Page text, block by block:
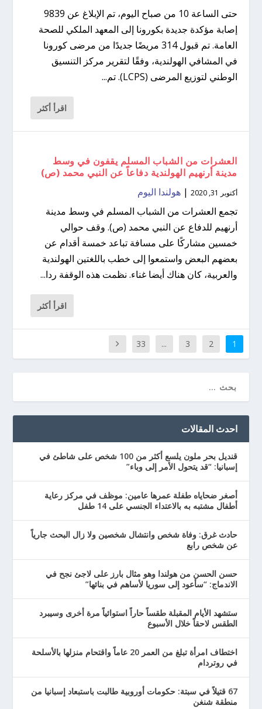
حتى الساعة 10 من صباح اليوم، تم الإبلاغ عن 9839
إصابة مؤكدة جديدة بكورونا إلى المعهد الملكي للصحة
العامة. تم قبول 314 مريضًا جديدًا من مرضى كورونا
في المشافي الهولندية، وفقًا لتقرير مركز التنسيق
الوطني لتوزيع المرضى (LCPS). تم...
اقرأ أكثر
العشرات من الشباب المسلم يقفون في وسط
مدينة أرنهيم الهولندية دفاعاً عن النبي محمد (ص)
أكتوبر 31, 2020 |هولندا اليوم
تجمع العشرات من الشباب المسلم في وسط مدينة
أرنهيم للدفاع عن النبي محمد (ص). وقف حوالي
خمسين مشاركًا على مسافة تباعد خمسة أقدام عن
بعضهم البعض واستمعوا إلى خطب باللغتين الهولندية
والعربية، كان هناك أيضا غناء. نظمت هذه الوقفة ردا...
اقرأ أكثر
1
2
3
...
33
احدث المقالات
قنديل بحر ملون يلسع أكثر من 100 شخص على شاطئ في
إسبانيا: “قد يتحول الأمر إلى وباء”
أصغر ضحاياه طفلة عمرها عامين: موظف في مركز رعاية
أطفال مشتبه به بالاعتداء الجنسي على 14 طفل
حادث غرق: وفاة شخص وانتشال شخصين ولا زال البحث جارياً
عن شخص رابع
حسن الحسن من هولندا وهو مثال بارز على لاجئ نجح في
الاندماج: “سأعود إلى سوريا لأساهم في بنائها”
ستشهد الأيام المقبلة طقساً حاراً استوائياً مرة أخرى وسيبرد
الطقس لاحقاً خلال الأسبوع
اختطاف امرأة تبلغ من العمر 20 عاماً واقتحام منزلها بالأسلحة
في روتردام
67 قتيلاً في سبتة: حكومات أوروبية طالبت باستبعاد إسبانيا من
منطقة شنغن